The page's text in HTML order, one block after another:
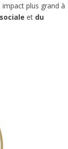
plus grand à
et du